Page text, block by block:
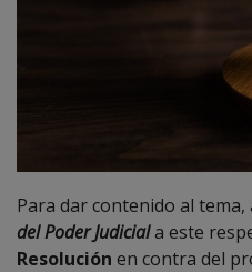
Para dar contenido al tema,
del Poder Judiciala este
Resolución en contra del